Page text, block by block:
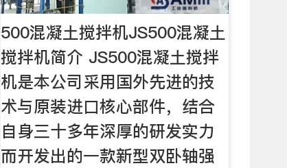
500混凝土搅拌机JS500混凝土
搅拌机简介 JS500混凝土搅拌
机是本公司采用国外先进的技
术与原装进口核心部件，结合
自身三十多年深厚的研发实力
而开发出的一款新型双卧轴强